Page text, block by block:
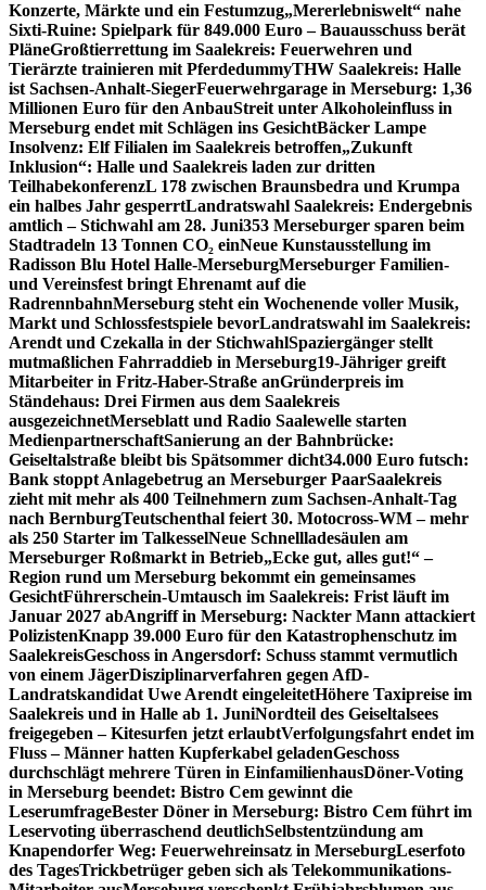
Konzerte, Märkte und ein Festumzug„Mererlebniswelt“ nahe
Sixti-Ruine: Spielpark für 849.000 Euro – Bauausschuss berät
PläneGroßtierrettung im Saalekreis: Feuerwehren und
Tierärzte trainieren mit PferdedummyTHW Saalekreis: Halle
ist Sachsen-Anhalt-SiegerFeuerwehrgarage in Merseburg: 1,36
Millionen Euro für den AnbauStreit unter Alkoholeinfluss in
Merseburg endet mit Schlägen ins GesichtBäcker Lampe
Insolvenz: Elf Filialen im Saalekreis betroffen„Zukunft
Inklusion“: Halle und Saalekreis laden zur dritten
TeilhabekonferenzL 178 zwischen Braunsbedra und Krumpa
ein halbes Jahr gesperrtLandratswahl Saalekreis: Endergebnis
amtlich – Stichwahl am 28. Juni353 Merseburger sparen beim
Stadtradeln 13 Tonnen CO₂ einNeue Kunstausstellung im
Radisson Blu Hotel Halle-MerseburgMerseburger Familien-
und Vereinsfest bringt Ehrenamt auf die
RadrennbahnMerseburg steht ein Wochenende voller Musik,
Markt und Schlossfestspiele bevorLandratswahl im Saalekreis:
Arendt und Czekalla in der StichwahlSpaziergänger stellt
mutmaßlichen Fahrraddieb in Merseburg19-Jähriger greift
Mitarbeiter in Fritz-Haber-Straße anGründerpreis im
Ständehaus: Drei Firmen aus dem Saalekreis
ausgezeichnetMerseblatt und Radio Saalewelle starten
MedienpartnerschaftSanierung an der Bahnbrücke:
Geiseltalstraße bleibt bis Spätsommer dicht34.000 Euro futsch:
Bank stoppt Anlagebetrug an Merseburger PaarSaalekreis
zieht mit mehr als 400 Teilnehmern zum Sachsen-Anhalt-Tag
nach BernburgTeutschenthal feiert 30. Motocross-WM – mehr
als 250 Starter im TalkesselNeue Schnellladesäulen am
Merseburger Roßmarkt in Betrieb„Ecke gut, alles gut!“ –
Region rund um Merseburg bekommt ein gemeinsames
GesichtFührerschein-Umtausch im Saalekreis: Frist läuft im
Januar 2027 abAngriff in Merseburg: Nackter Mann attackiert
PolizistenKnapp 39.000 Euro für den Katastrophenschutz im
SaalekreisGeschoss in Angersdorf: Schuss stammt vermutlich
von einem JägerDisziplinarverfahren gegen AfD-
Landratskandidat Uwe Arendt eingeleitetHöhere Taxipreise im
Saalekreis und in Halle ab 1. JuniNordteil des Geiseltalsees
freigegeben – Kitesurfen jetzt erlaubtVerfolgungsfahrt endet im
Fluss – Männer hatten Kupferkabel geladenGeschoss
durchschlägt mehrere Türen in EinfamilienhausDöner-Voting
in Merseburg beendet: Bistro Cem gewinnt die
LeserumfrageBester Döner in Merseburg: Bistro Cem führt im
Leservoting überraschend deutlichSelbstentzündung am
Knapendorfer Weg: Feuerwehreinsatz in MerseburgLeserfoto
des TagesTrickbetrüger geben sich als Telekommunikations-